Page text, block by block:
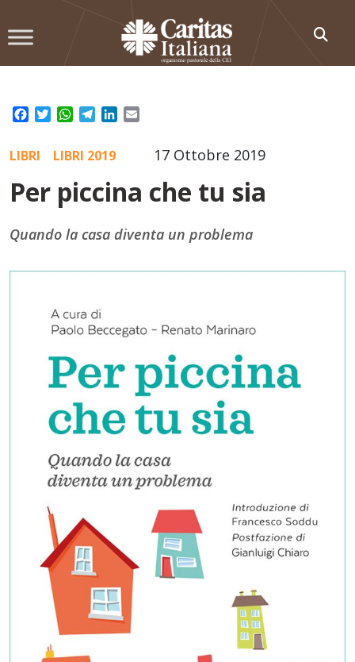
to
Facebook
TwitterWhatsApp
TelegramLinkedIn
17 Ottobre 2019
LIBRI LIBRI 2019
Per piccina che tu sia
Quando la casa diventa un problema